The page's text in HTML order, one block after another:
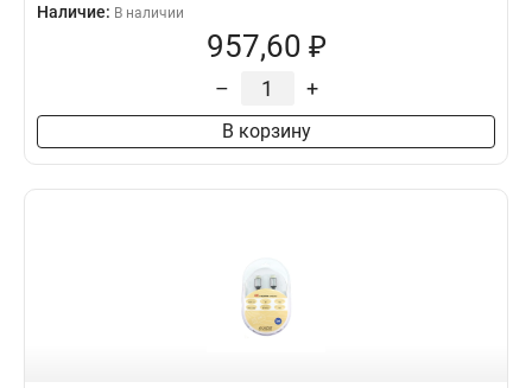
Наличие: В наличии
957,60 ₽
– +
В корзину